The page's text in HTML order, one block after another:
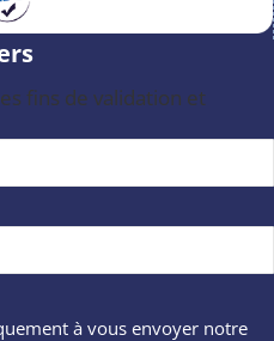
fins de validation et
à vous envoyer notre